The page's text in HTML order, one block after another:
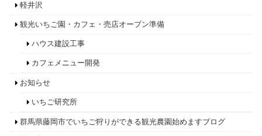
軽井沢
観光いちご園・カフェ・売店オープン準備
ハウス建設工事
カフェメニュー開発
お知らせ
いちご研究所
群馬県藤岡市でいちご狩りができる観光農園始めますブログ